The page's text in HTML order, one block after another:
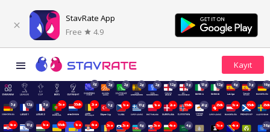
StavRate App
Free
4.9
2g 2g 2g 2g 2g 12g 5g 13g 12g 6g 5g 19g
5g 12g 5g 5sa 55dk 2sa 5g 1sa 13g 1sa 2sa 55dk 20g 25dk 3sa 55dk 25dk
4sa 13g 1sa 55dk 1sa 6sa 3sa 3sa 6g 3sa 4sa 4g 7sa 4sa 38g